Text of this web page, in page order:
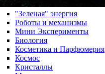
"Зеленая" энергия
Роботы и механизмы
Мини Эксперименты
Биология
Косметика и Парфюмерия
Космос
Кристаллы